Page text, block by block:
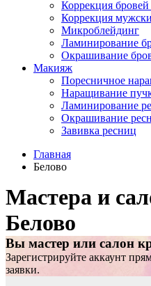
Коррекция
Коррекция
Микроблейдинг
Ламинирование
Окрашивание
Макияж
Поресничное
Наращивание
Ламинирование
Окрашивание
Завивка ресниц
Главная
Белово
Мастера и
Белово
Вы мастер или салон
Зарегистрируйте аккаунт
заявки.